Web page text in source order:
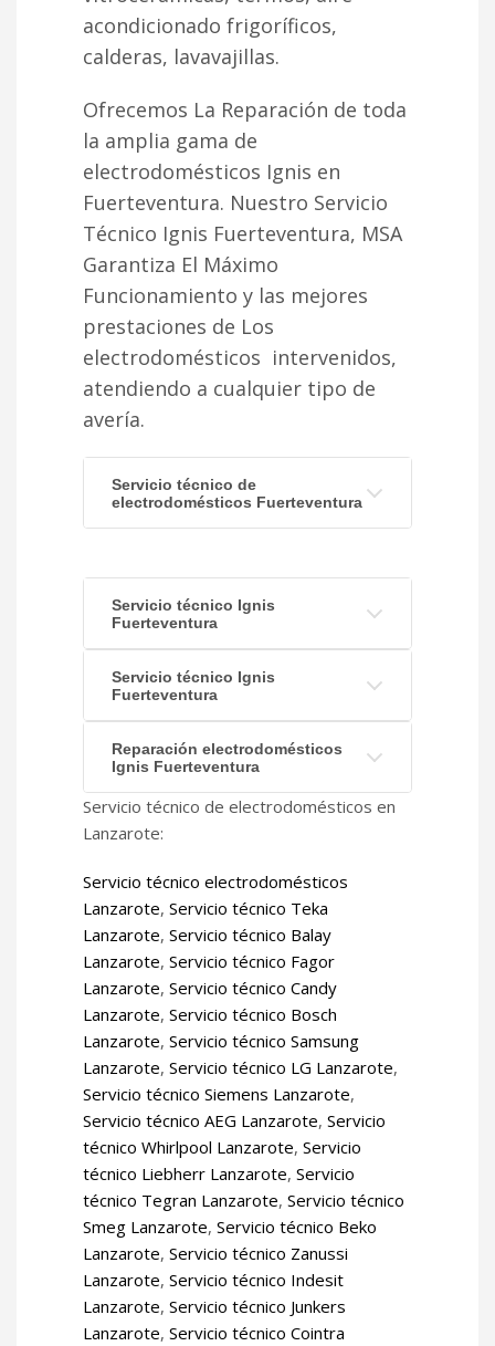
acondicionado frigoríficos,
calderas, lavavajillas.
Ofrecemos La Reparación de toda
la amplia gama de
electrodomésticos Ignis en
Fuerteventura. Nuestro Servicio
Técnico Ignis Fuerteventura, MSA
Garantiza El Máximo
Funcionamiento y las mejores
prestaciones de Los
electrodomésticos intervenidos,
atendiendo a cualquier tipo de
avería.
Servicio técnico de
electrodomésticos Fuerteventura
Servicio técnico Ignis
Fuerteventura
Servicio técnico Ignis
Fuerteventura
Reparación electrodomésticos
Ignis Fuerteventura
Servicio técnico de electrodomésticos en
Lanzarote:
Servicio técnico electrodomésticos
Lanzarote, Servicio técnico Teka
Lanzarote, Servicio técnico Balay
Lanzarote, Servicio técnico Fagor
Lanzarote, Servicio técnico Candy
Lanzarote, Servicio técnico Bosch
Lanzarote, Servicio técnico Samsung
Lanzarote, Servicio técnico LG Lanzarote,
Servicio técnico Siemens Lanzarote,
Servicio técnico AEG Lanzarote, Servicio
técnico Whirlpool Lanzarote, Servicio
técnico Liebherr Lanzarote, Servicio
técnico Tegran Lanzarote, Servicio técnico
Smeg Lanzarote, Servicio técnico Beko
Lanzarote, Servicio técnico Zanussi
Lanzarote, Servicio técnico Indesit
Lanzarote, Servicio técnico Junkers
Lanzarote, Servicio técnico Cointra